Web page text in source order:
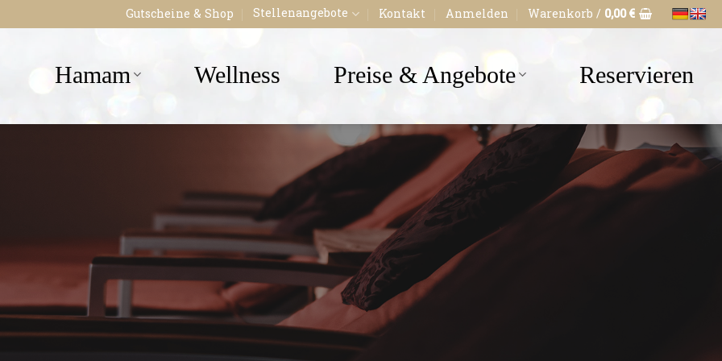
Gutscheine & Shop Stellenangebote Kontakt Anmelden Warenkorb / 0,00€
Hamam Wellness Preise & Angebote Reservieren